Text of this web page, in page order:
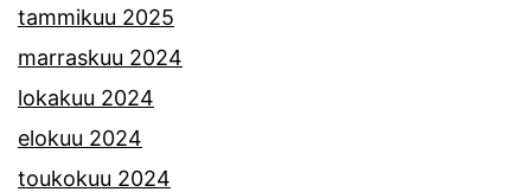
tammikuu 2025
marraskuu 2024
lokakuu 2024
elokuu 2024
toukokuu 2024